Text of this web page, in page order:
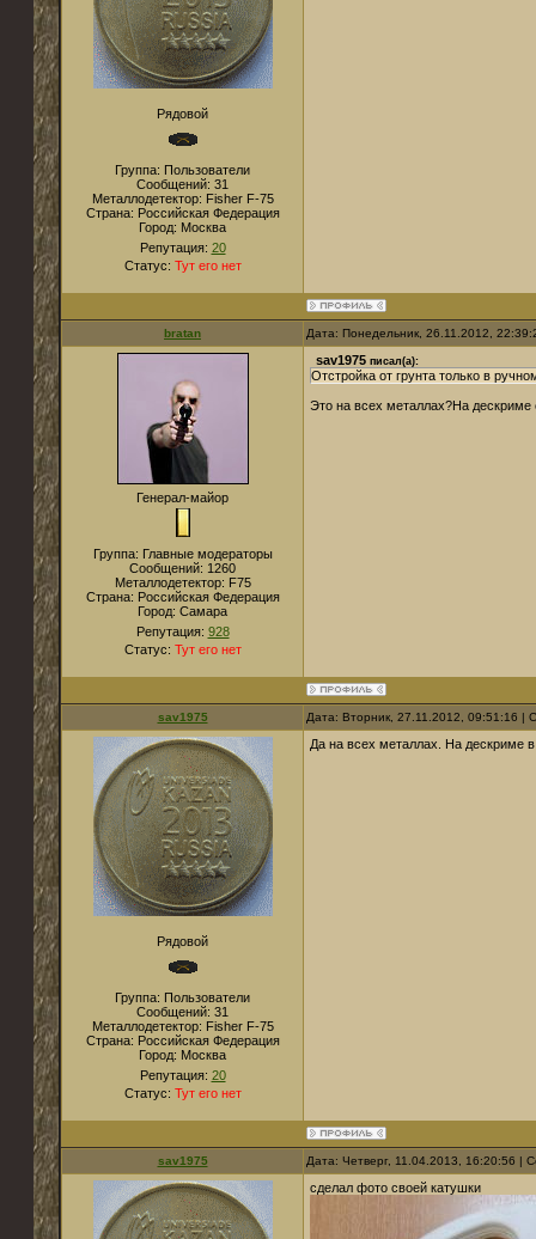
Рядовой
Группа: Пользователи
Сообщений: 31
Металлодетектор: Fisher F-75
Страна: Российская Федерация
Город: Москва
Репутация: 20
Статус: Тут его нет
bratan Дата: Понедельник, 26.11.2012,
Генерал-майор
Группа: Главные модераторы
Сообщений: 1260
Металлодетектор: F75
Страна: Российская Федерация
Город: Самара
Репутация: 928
Статус: Тут его нет
sav1975 писал(а):
Отстройка от грунта только в
Это на всех металлах?На дескриме
sav1975 Дата: Вторник, 27.11.2012, 09:51:16 |
Рядовой
Группа: Пользователи
Сообщений: 31
Металлодетектор: Fisher F-75
Страна: Российская Федерация
Город: Москва
Репутация: 20
Статус: Тут его нет
Да на всех металлах. На дескриме
sav1975 Дата: Четверг, 11.04.2013, 16:20:56 |
сделал фото своей катушки